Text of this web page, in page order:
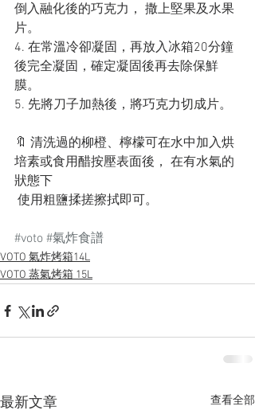
倒入融化後的巧克力， 撒上堅果及水果
片。
4. 在常溫冷卻凝固，再放入冰箱20分鐘
後完全凝固，確定凝固後再去除保鮮
膜。
5. 先將刀子加熱後，將巧克力切成片。
🔖 清洗過的柳橙、檸檬可在水中加入烘
培素或食用醋按壓表面後， 在有水氣的
狀態下
使用粗鹽揉搓擦拭即可。
#voto #氣炸食譜
VOTO 氣炸烤箱14L
VOTO 蒸氣烤箱 15L
最新文章 查看全部